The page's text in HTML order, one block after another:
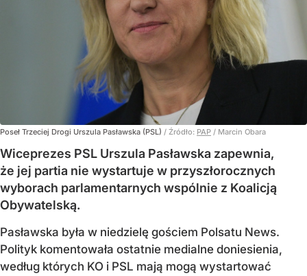
Poseł Trzeciej Drogi Urszula Pasławska (PSL) / Źródło: PAP / Marcin Obara
Wiceprezes PSL Urszula Pasławska zapewnia,
że jej partia nie wystartuje w przyszłorocznych
wyborach parlamentarnych wspólnie z Koalicją
Obywatelską.
Pasławska była w niedzielę gościem Polsatu News.
Polityk komentowała ostatnie medialne doniesienia,
według których KO i PSL mają mogą wystartować